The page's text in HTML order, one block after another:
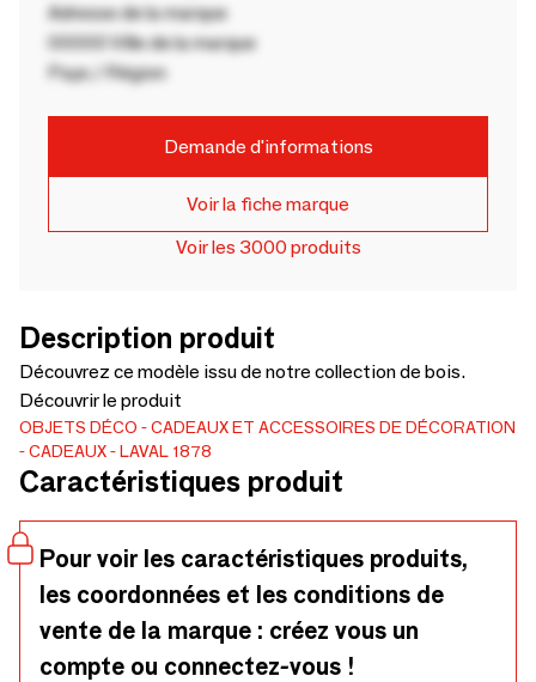
Adresse de la marque
00000 Ville de la marque
Pays / Région
Demande d'informations
Voir la fiche marque
Voir les 3000 produits
Description produit
Découvrez ce modèle issu de notre collection de bois.
Découvrir le produit
OBJETS DÉCO
CADEAUX ET ACCESSOIRES DE DÉCORATION
CADEAUX
LAVAL 1878
Caractéristiques produit
Pour voir les caractéristiques produits,
les coordonnées et les conditions de
vente de la marque : créez vous un
compte ou connectez-vous !